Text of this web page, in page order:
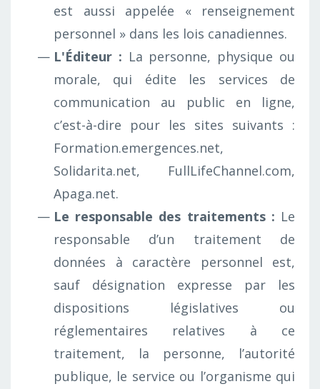
est aussi appelée « renseignement
personnel » dans les lois canadiennes.
L'Éditeur : La personne, physique ou
morale, qui édite les services de
communication au public en ligne,
c’est-à-dire pour les sites suivants :
Formation.emergences.net,
Solidarita.net, FullLifeChannel.com,
Apaga.net.
Le responsable des traitements : Le
responsable d’un traitement de
données à caractère personnel est,
sauf désignation expresse par les
dispositions législatives ou
réglementaires relatives à ce
traitement, la personne, l’autorité
publique, le service ou l’organisme qui